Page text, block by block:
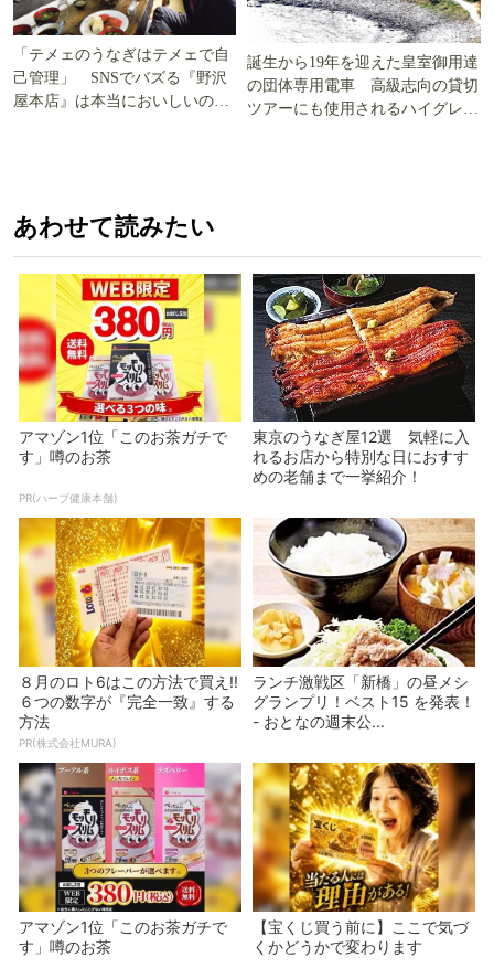
「テメェのうなぎはテメェで自
己管理」 SNSでバズる『野沢
屋本店』は本当においしいの
誕生から19年を迎えた皇室御用達
の団体専用電車 高級志向の貸切
ツアーにも使用されるハイグレー
あわせて読みたい
アマゾン1位「このお茶ガチで
す」噂のお茶
PR(ハーブ健康本舗)
東京のうなぎ屋12選 気軽に入
れるお店から特別な日におすす
めの老舗まで一挙紹介！
８月のロト6はこの方法で買え!!
６つの数字が『完全一致』する
方法
PR(株式会社MURA)
ランチ激戦区「新橋」の昼メシ
グランプリ！ベスト15 を発表！
- おとなの週末公...
アマゾン1位「このお茶ガチで
す」噂のお茶
【宝くじ買う前に】ここで気づ
くかどうかで変わります